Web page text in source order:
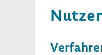
hier: